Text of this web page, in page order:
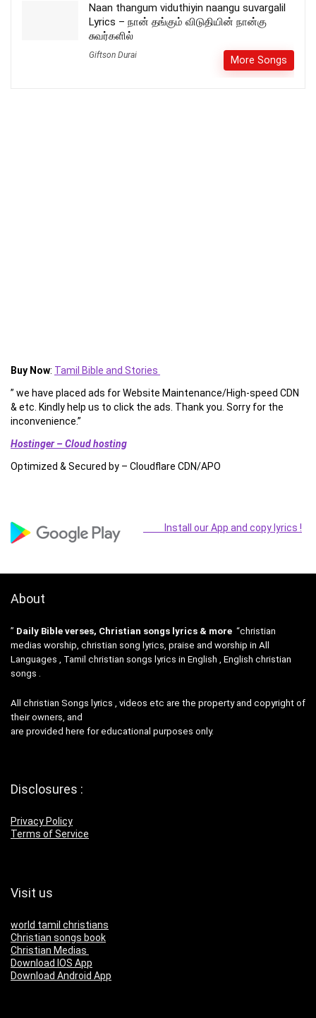
Naan thangum viduthiyin naangu suvargalil
Lyrics – நான் தங்கும் விடுதியின் நான்கு
சுவர்களில்
Giftson Durai More Songs
Buy Now: Tamil Bible and Stories
” we have placed ads for Website Maintenance/High-speed CDN
& etc. Kindly help us to click the ads. Thank you. Sorry for the
inconvenience.”
Hostinger – Cloud hosting
Optimized & Secured by – Cloudflare CDN/APO
Install our App and copy lyrics !
About
” Daily Bible verses, Christian songs lyrics & more “christian
medias worship, christian song lyrics, praise and worship in All
Languages , Tamil christian songs lyrics in English , English christian
songs .
All christian Songs lyrics , videos etc are the property and copyright of
their owners, and
are provided here for educational purposes only.
Disclosures :
Privacy Policy
Terms of Service
Visit us
world tamil christians
Christian songs book
Christian Medias
Download IOS App
Download Android App